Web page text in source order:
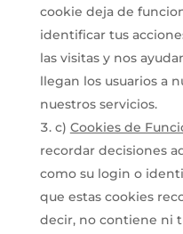
cookie deja de
identificar tus
las visitas y nos
llegan los usuarios a
nuestros servicios.
c) Cookies de
recordar decisiones
como su login o
que estas cookies
decir, no contiene ni